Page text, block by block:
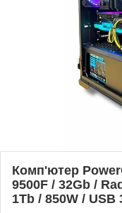
Комп'ютер
9500F / 32Gb /
1Tb / 850W / USB